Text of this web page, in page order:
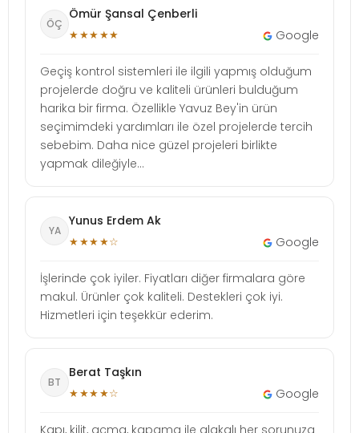
ÖÇ
Ömür Şansal Çenberli
★★★★★ Google
Geçiş kontrol sistemleri ile ilgili yapmış olduğum
projelerde doğru ve kaliteli ürünleri bulduğum
harika bir firma. Özellikle Yavuz Bey'in ürün
seçimimdeki yardımları ile özel projelerde tercih
sebebim. Daha nice güzel projeleri birlikte
yapmak dileğiyle...
YA
Yunus Erdem Ak
★★★★☆ Google
İşlerinde çok iyiler. Fiyatları diğer firmalara göre
makul. Ürünler çok kaliteli. Destekleri çok iyi.
Hizmetleri için teşekkür ederim.
BT
Berat Taşkın
★★★★☆ Google
Kapı, kilit, açma, kapama ile alakalı her sorunuza